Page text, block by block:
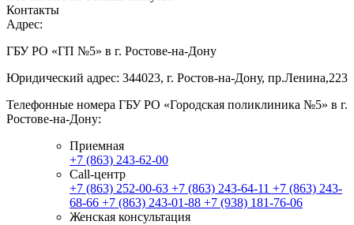
Контакты
Адрес:
ГБУ РО «ГП №5» в г. Ростове-на-Дону
Юридический адрес: 344023, г. Ростов-на-Дону, пр.Ленина,223
Телефонные номера ГБУ РО «Городская поликлиника №5» в г.
Ростове-на-Дону:
Приемная
+7 (863) 243-62-00
Call-центр
+7 (863) 252-00-63 +7 (863) 243-64-11 +7 (863) 243-
68-66 +7 (863) 243-01-88 +7 (938) 181-76-06
Женская консультация